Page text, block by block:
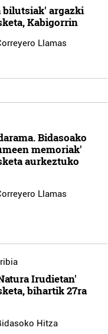
bilutsiak' argazki
Kabigorrin
Llamas
Bidasoako
memoriak'
aurkeztuko
Llamas
Irudietan'
bihartik 27ra
Hitza